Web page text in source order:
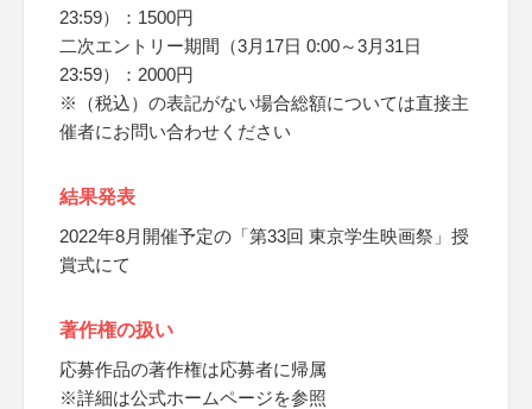
23:59）：1500円
二次エントリー期間（3月17日 0:00～3月31日
23:59）：2000円
※（税込）の表記がない場合総額については直接主
催者にお問い合わせください
結果発表
2022年8月開催予定の「第33回 東京学生映画祭」授
賞式にて
著作権の扱い
応募作品の著作権は応募者に帰属
※詳細は公式ホームページを参照